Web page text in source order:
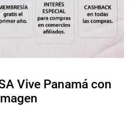
Vive Panamá con